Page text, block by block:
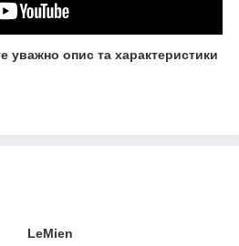
уважно опис та характеристики
LeMien